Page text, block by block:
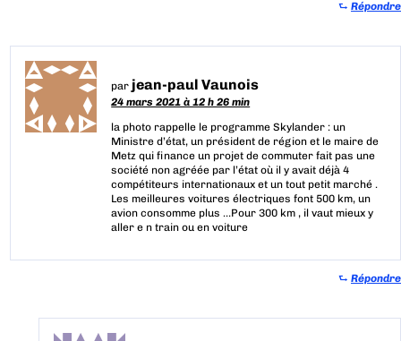
⮑ Répondre
par jean-paul Vaunois
24 mars 2021 à 12 h 26 min
la photo rappelle le programme Skylander : un
Ministre d’état, un président de région et le maire de
Metz qui finance un projet de commuter fait pas une
société non agréée par l’état où il y avait déjà 4
compétiteurs internationaux et un tout petit marché .
Les meilleures voitures électriques font 500 km, un
avion consomme plus …Pour 300 km , il vaut mieux y
aller e n train ou en voiture
⮑ Répondre